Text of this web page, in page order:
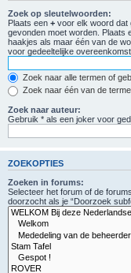
Zoek op sleutelwoorden:
Plaats een + voor elk woord dat
gevonden moet worden. Plaats
haakjes als maar één van de
voor gedeeltelijke
Zoek naar alle termen of
Zoek naar één van de
Zoek naar auteur:
Gebruik * als een joker voor
ZOEKOPTIES
Zoeken in forums:
Selecteer het forum of de
doorzocht als je “Doorzoek